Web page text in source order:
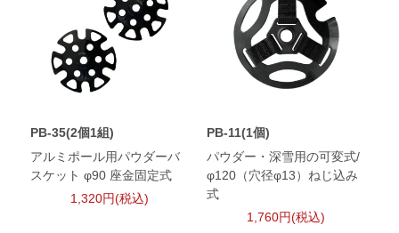
PB-35(2個1組)
アルミポール用パウダーバ
スケット φ90 座金固定式
1,320円(税込)
PB-11(1個)
パウダー・深雪用の可変式/
φ120（穴径φ13）ねじ込み
式
1,760円(税込)